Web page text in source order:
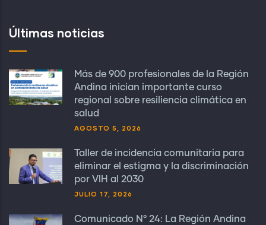
Últimas noticias
Más de 900 profesionales de la Región
Andina inician importante curso
regional sobre resiliencia climática en
salud
AGOSTO 5, 2026
Taller de incidencia comunitaria para
eliminar el estigma y la discriminación
por VIH al 2030
JULIO 17, 2026
Comunicado N° 24: La Región Andina